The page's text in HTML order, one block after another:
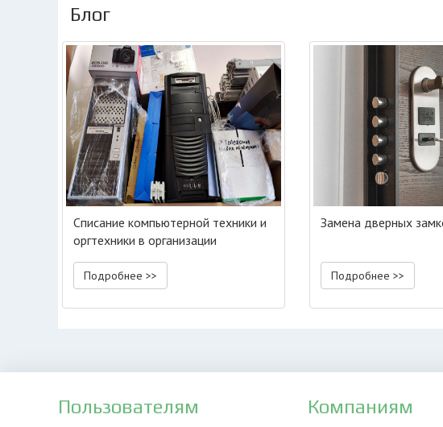
Блог
Списание компьютерной техники и
оргтехники в организации
Подробнее >>
Замена дверных
Подробнее >>
Пользователям Компаниям